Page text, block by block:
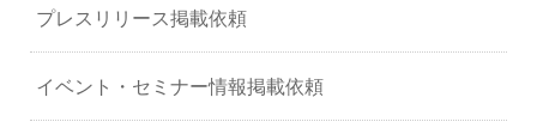
プレスリリース掲載依頼
イベント・セミナー情報掲載依頼